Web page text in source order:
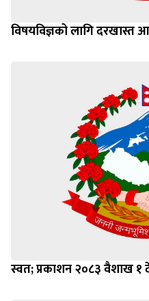
विषयविज्ञको लागि दरखास्त
स्वत; प्रकाशन २०८३ वैशाख